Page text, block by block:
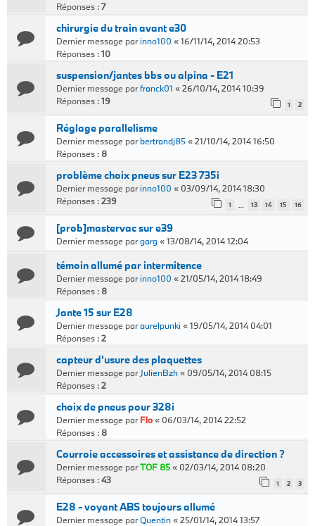
Réponses :7
chirurgie du train avant e30
Dernier message parinno100 «16/11/14, 2014 20:53
Réponses :10
suspension/jantes bbs ou alpina - E21
Dernier message parfranck01 «26/10/14, 2014 10:39
Réponses :19 1 2
Réglage parallelisme
Dernier message parbertrandj85«21/10/14, 2014 16:50
Réponses : 8
problème choix pneus sur E23 735i
Dernier message parinno100 « 03/09/14, 2014 18:30
Réponses :239 1 … 13 14 15 16
[prob]mastervac sur e39
Dernier message pargarg«13/08/14, 2014 12:04
témoin allumé par intermitence
Dernier message parinno100 «21/05/14, 2014 18:49
Réponses : 8
Jante 15 sur E28
Dernier message paraurelpunki «19/05/14, 2014 04:01
Réponses :2
capteur d'usure des plaquettes
Dernier message par JulienBzh« 09/05/14, 2014 08:15
Réponses :2
choix de pneus pour 328i
Dernier message parFlo« 06/03/14, 2014 22:52
Réponses : 8
Courroie accessoires et assistance de direction ?
Dernier message parTOF 85« 02/03/14, 2014 08:20
Réponses :43 1 2 3
E28 - voyant ABS toujours allumé
Dernier message parQuentin«25/01/14, 2014 13:57